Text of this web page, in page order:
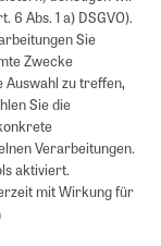
6 Abs. 1 a) DSGVO).
Sie
Zwecke
Auswahl zu treffen,
Sie die
Verarbeitungen.
aktiviert.
mit Wirkung für